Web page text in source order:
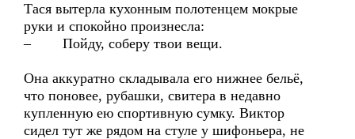
Тася вытерла кухонным полотенцем мокрые
руки и спокойно произнесла:
– Пойду, соберу твои вещи.
Она аккуратно складывала его нижнее бельё,
что поновее, рубашки, свитера в недавно
купленную ею спортивную сумку. Виктор
сидел тут же рядом на стуле у шифоньера, не